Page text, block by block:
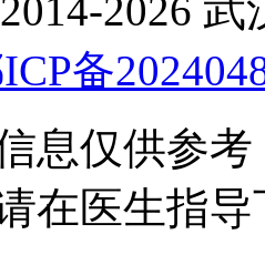
2026
备
息仅供参
在医生指